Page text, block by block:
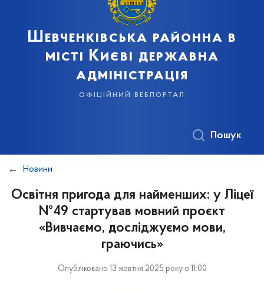
Шевченківська районна в
місті Києві державна
адміністрація
офіційний вебпортал
Пошук
Новини
Освітня пригода для найменших: у Ліцеї
№49 стартував мовний проєкт
«Вивчаємо, досліджуємо мови,
граючись»
Опубліковано 13 жовтня 2025 року о 11:00